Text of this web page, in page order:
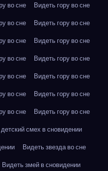
во сне
Видеть гору во сне
во сне
Видеть гору во сне
во сне
Видеть гору во сне
во сне
Видеть гору во сне
во сне
Видеть гору во сне
во сне
Видеть гору во сне
во сне
Видеть гору во сне
смех в сновидении
Видеть звезда во сне
Видеть змей в сновидении